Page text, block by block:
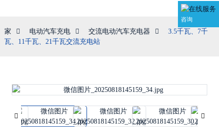
咨询
家 电动汽车充电 交流电动汽车充电器
3.5千瓦、7千
瓦、11千瓦、21千瓦交流充电站